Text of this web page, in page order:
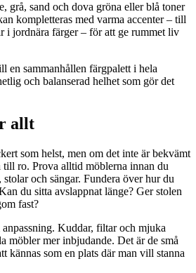
grå, sand och dova gröna eller blå toner
kompletteras med varma accenter – till
i jordnära färger – för att ge rummet liv
en sammanhållen färgpalett i hela
och balanserad helhet som gör det
allt
som helst, men om det inte är bekvämt
ro. Prova alltid möblerna innan du
och sängar. Fundera över hur du
du sitta avslappnat länge? Ger stolen
fast?
Kuddar, filtar och mjuka
möbler mer inbjudande. Det är de små
kännas som en plats där man vill stanna